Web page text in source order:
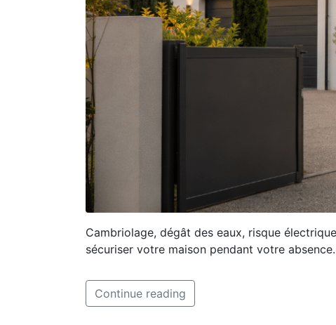
Cambriolage, dégât des eaux, risque
sécuriser votre maison pendant votre
Continue reading